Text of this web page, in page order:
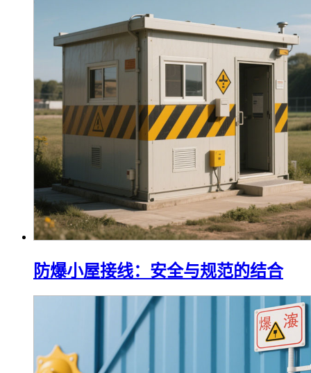
防爆小屋接线：安全与规范的结合